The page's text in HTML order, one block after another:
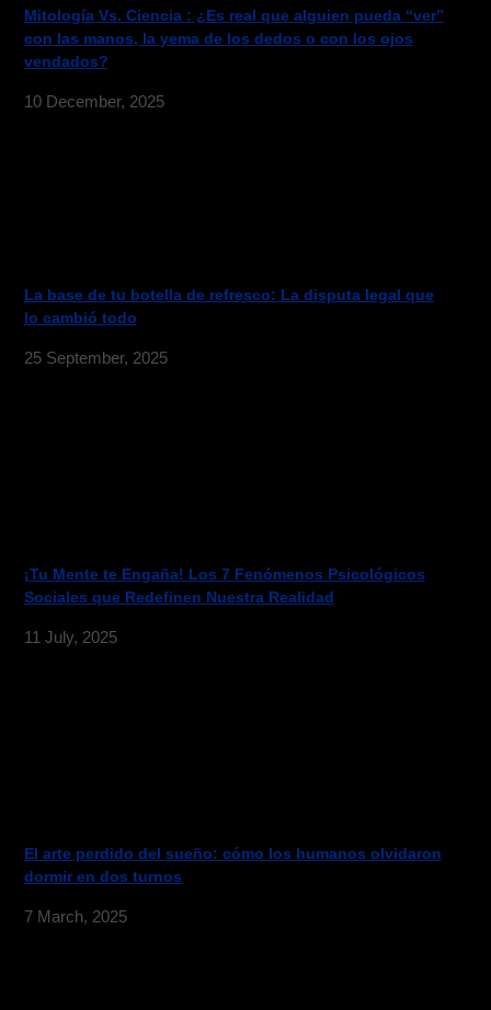
Mitología Vs. Ciencia : ¿Es real que alguien pueda “ver”
con las manos, la yema de los dedos o con los ojos
vendados?
10 December, 2025
La base de tu botella de refresco: La disputa legal que
lo cambió todo
25 September, 2025
¡Tu Mente te Engaña! Los 7 Fenómenos Psicológicos
Sociales que Redefinen Nuestra Realidad
11 July, 2025
El arte perdido del sueño: cómo los humanos olvidaron
dormir en dos turnos
7 March, 2025